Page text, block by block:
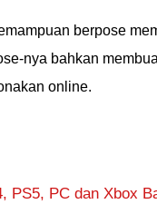
berpose
nya bahkan
online.
PS5, PC dan Xbox